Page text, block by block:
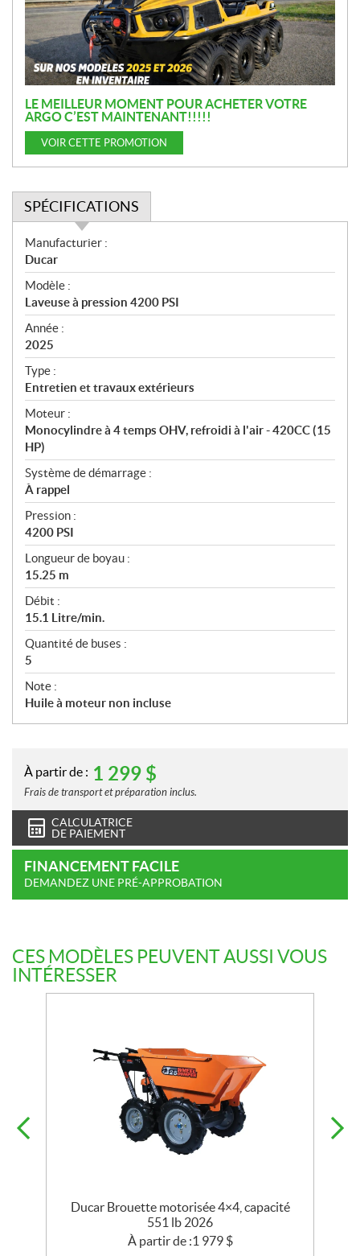
o
n
LE MEILLEUR MOMENT POUR ACHETER VOTRE
ARGO C’EST MAINTENANT!!!!!
VOIR CETTE PROMOTION
SPÉCIFICATIONS
S
p
é
c
i
f
i
c
a
t
i
o
n
s
Manufacturier :
Ducar
Modèle :
Laveuse à pression 4200 PSI
Année :
2025
Type :
Entretien et travaux extérieurs
Moteur :
Monocylindre à 4 temps OHV, refroidi à l'air - 420CC (15
HP)
Système de démarrage :
À rappel
Pression :
4200 PSI
Longueur de boyau :
15.25 m
Débit :
15.1 Litre/min.
Quantité de buses :
5
Note :
Huile à moteur non incluse
À partir de : 1 299 $
Frais de transport et préparation inclus.
CALCULATRICE
DE PAIEMENT
FINANCEMENT FACILE
DEMANDEZ UNE PRÉ-APPROBATION
CES MODÈLES PEUVENT AUSSI VOUS
INTÉRESSER
Ducar Brouette motorisée 4×4, capacité
551 lb 2026
À partir de :1 979 $